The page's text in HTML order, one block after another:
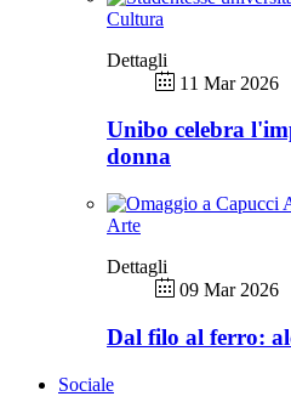
Cultura
Dettagli
11 Mar 2026
Unibo celebra
donna
Arte
Dettagli
09 Mar 2026
Dal filo al ferro:
Sociale